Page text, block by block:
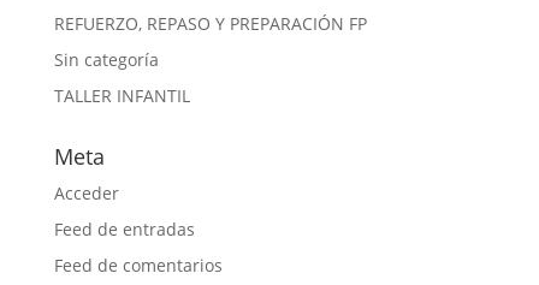
REFUERZO, REPASO Y PREPARACIÓN FP
Sin categoría
TALLER INFANTIL
Meta
Acceder
Feed de entradas
Feed de comentarios